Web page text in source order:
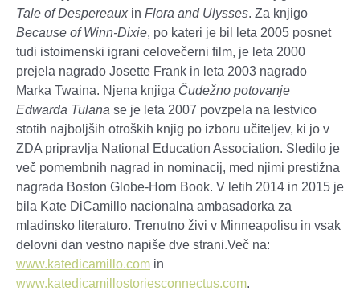
Tale of Despereauxin Flora and Ulysses. Za knjigo
Because of Winn-Dixie, po kateri je bil leta 2005 posnet
tudi istoimenski igrani celovečerni film, je leta 2000
prejela nagrado Josette Frank in leta 2003 nagrado
Marka Twaina. Njena knjiga Čudežno potovanje
Edwarda Tulana se je leta 2007 povzpela na lestvico
stotih najboljših otroških knjig po izboru učiteljev, ki jo v
ZDA pripravlja National Education Association. Sledilo je
več pomembnih nagrad in nominacij, med njimi prestižna
nagrada Boston Globe-Horn Book. V letih 2014 in 2015 je
bila Kate DiCamillo nacionalna ambasadorka za
mladinsko literaturo. Trenutno živi v Minneapolisu in vsak
delovni dan vestno napiše dve strani.Več na:
www.katedicamillo.com in
www.katedicamillostoriesconnectus.com.